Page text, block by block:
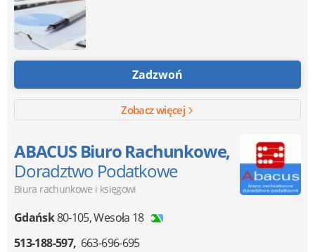
Zadzwoń
Zobacz więcej
ABACUS Biuro Rachunkowe,
Doradztwo Podatkowe
Biura rachunkowe i księgowi
Gdańsk80-105,Wesoła 18
513-188-597 663-696-695